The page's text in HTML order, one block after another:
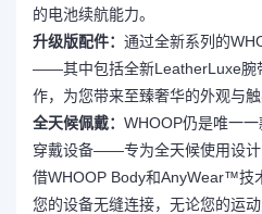
的电池续航能力。
升级版配件： 通过全新系列的
——其中包括全新LeatherLuxe腕
作，为您带来至臻奢华的外观与触
全天候佩戴： WHOOP仍是唯一
穿戴设备——专为全天候使用设
借WHOOP Body和AnyWear™技
您的设备无缝连接，无论您的运